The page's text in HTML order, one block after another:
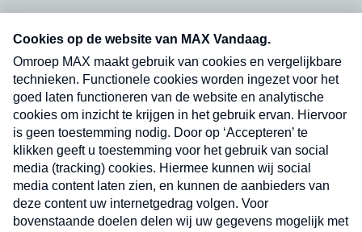
nieuwsbrief. Elke vrijdag- en dinsdagochtend in
uw mailbox.
Verzend